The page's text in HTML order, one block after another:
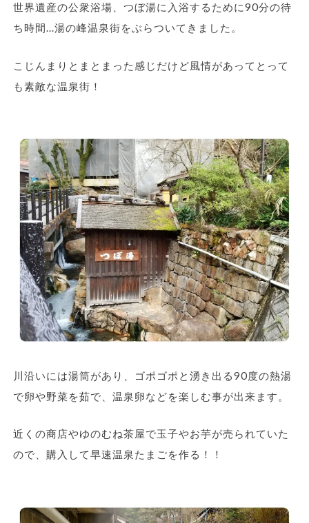
世界遺産の公衆浴場、つぼ湯に入浴するために90分の待
ち時間…湯の峰温泉街をぶらついてきました。
こじんまりとまとまった感じだけど風情があってとって
も素敵な温泉街！
川沿いには湯筒があり、ゴポゴポと湧き出る90度の熱湯
で卵や野菜を茹で、温泉卵などを楽しむ事が出来ます。
近くの商店やゆのむね茶屋で玉子やお芋が売られていた
ので、購入して早速温泉たまごを作る！！